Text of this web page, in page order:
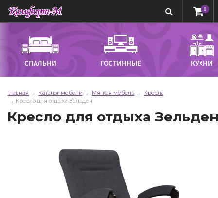
0
СПАЛЬНИ ГОСТИННЫЕ КУХНИ
Главная Каталог мебели Мягкая мебель
Кресла
Кресло для отдыха Зельден
Кресло для отдыха